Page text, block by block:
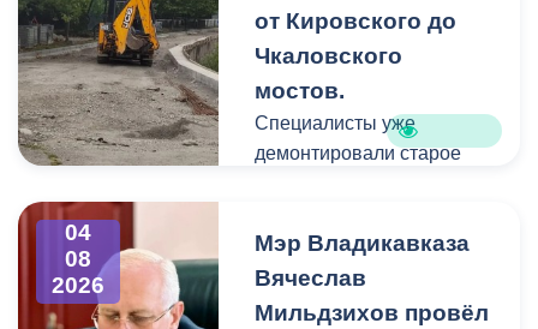
от Кировского до
Чкаловского
мостов.
Специалисты уже
демонтировали старое
рабочие устанавливают
бордюры и поребрики,
готовят основания
04
08
2026
Мэр Владикавказа
Вячеслав
Мильдзихов провёл